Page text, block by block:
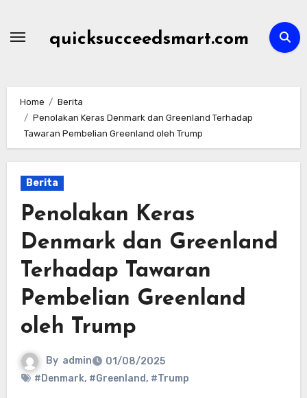
quicksucceedsmart.com
Home
Berita
Penolakan Keras Denmark dan Greenland Terhadap
Tawaran Pembelian Greenland oleh Trump
Berita
Penolakan Keras
Denmark dan Greenland
Terhadap Tawaran
Pembelian Greenland
oleh Trump
By admin
01/08/2025
#Denmark, #Greenland, #Trump